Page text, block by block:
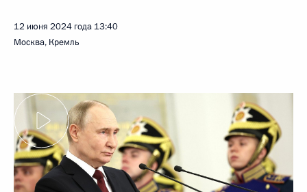
12 июня 2024 года 13:40
Москва, Кремль